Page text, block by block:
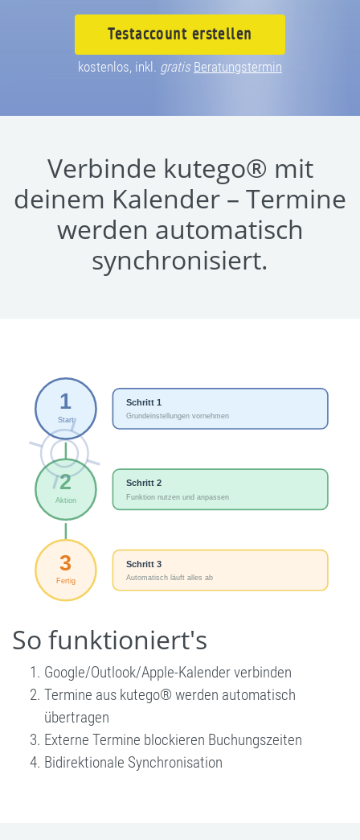
Testaccount erstellen
kostenlos, inkl. gratis Beratungstermin
Verbinde kutego® mit
deinem Kalender – Termine
werden automatisch
synchronisiert.
So funktioniert's
Google/Outlook/Apple-Kalender verbinden
Termine aus kutego® werden automatisch
übertragen
Externe Termine blockieren Buchungszeiten
Bidirektionale Synchronisation